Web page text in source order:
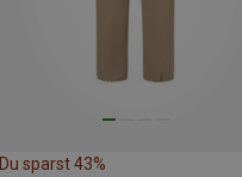
Du sparst 43%